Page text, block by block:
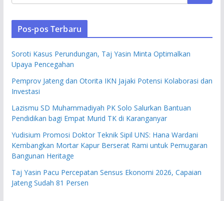
Pos-pos Terbaru
Soroti Kasus Perundungan, Taj Yasin Minta Optimalkan
Upaya Pencegahan
Pemprov Jateng dan Otorita IKN Jajaki Potensi Kolaborasi dan
Investasi
Lazismu SD Muhammadiyah PK Solo Salurkan Bantuan
Pendidikan bagi Empat Murid TK di Karanganyar
Yudisium Promosi Doktor Teknik Sipil UNS: Hana Wardani
Kembangkan Mortar Kapur Berserat Rami untuk Pemugaran
Bangunan Heritage
Taj Yasin Pacu Percepatan Sensus Ekonomi 2026, Capaian
Jateng Sudah 81 Persen